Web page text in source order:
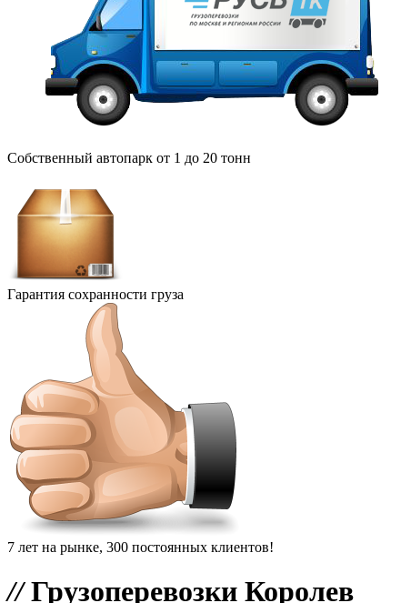
Собственный автопарк от 1 до 20 тонн
Гарантия сохранности груза
7 лет на рынке, 300 постоянных клиентов!
//Грузоперевозки Королев